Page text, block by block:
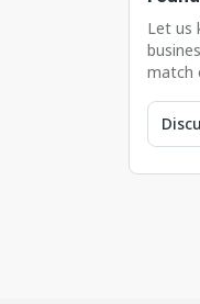
Let us
match